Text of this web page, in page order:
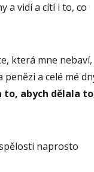
a vidí a cítí i to, co
která mne nebaví,
a celé mé
to, abych dělala
naprosto